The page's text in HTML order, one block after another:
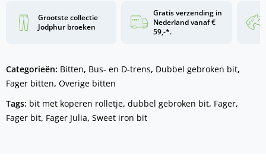
Grootste collectie
Jodphur broeken
Gratis verzending in
Nederland vanaf €
59,-*.
Categorieën: Bitten, Bus- en D-trens, Dubbel gebroken bit,
Fager bitten, Overige bitten
Tags: bit met koperen rolletje, dubbel gebroken bit, Fager,
Fager bit, Fager Julia, Sweet iron bit